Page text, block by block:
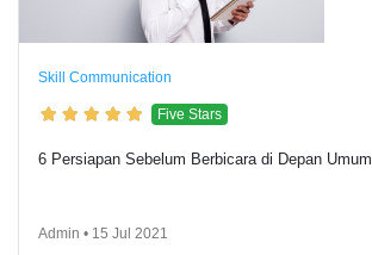
Skill Communication
Five Stars
6 Persiapan Sebelum Berbicara di Depan Umum
Admin • 15 Jul 2021